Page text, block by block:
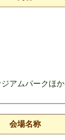
アムパークほか
会場名称